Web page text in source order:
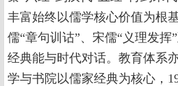
丰富始终以儒学核心价值为根
儒“章句训诂”、宋儒“义理发挥
经典能与时代对话。教育体系
学与书院以儒家经典为核心，